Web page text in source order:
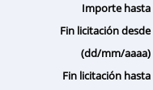
Importe hasta
Fin licitación desde
(dd/mm/aaaa)
Fin licitación hasta